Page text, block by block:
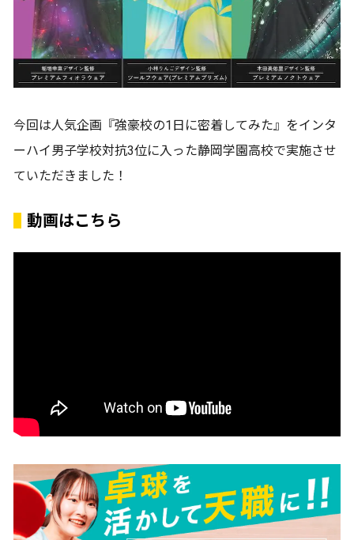
今回は人気企画『強豪校の1日に密着してみた』をインタ
ーハイ男子学校対抗3位に入った静岡学園高校で実施させ
ていただきました！
動画はこちら